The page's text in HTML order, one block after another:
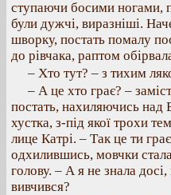
ступаючи босими ногами,
були дужчі, виразніші.
шворку, постать помалу
до рівчака, раптом
– Хто тут? – з тихим
– А це хто грає? –
постать, нахиляючись над
хустка, з-під якої трохи
лице Катрі. – Так це ти
одхилившись, мовчки
голову. – А я не знала
вивчився?